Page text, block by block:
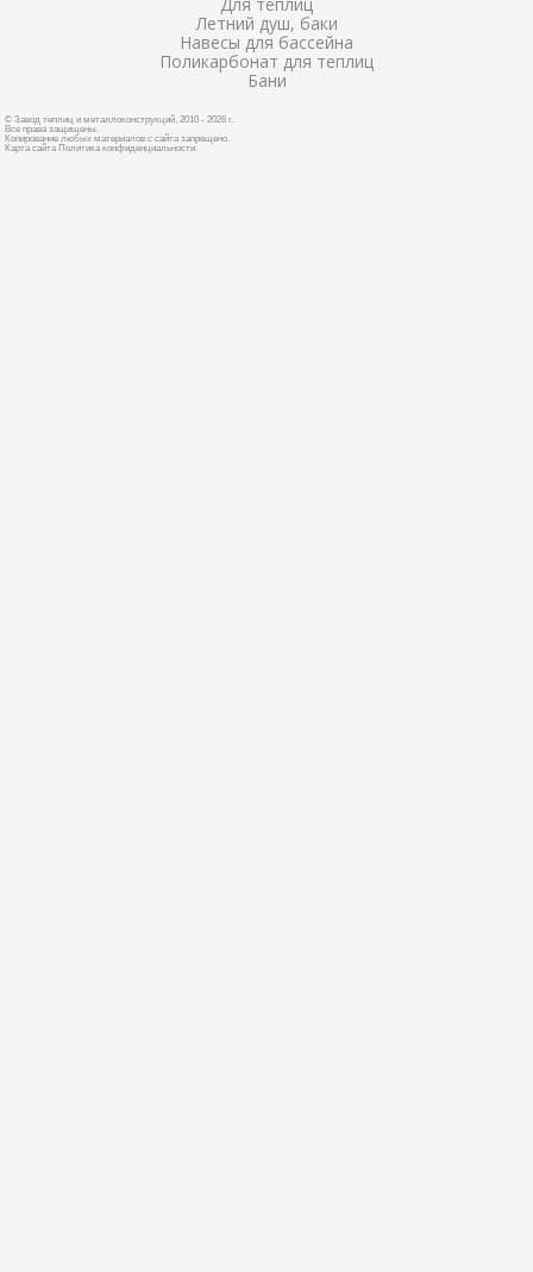
Летний душ, баки
Навесы для бассейна
Поликарбонат для теплиц
Бани
© Завод теплиц и металлоконструкций, 2010 - 2026 г.
Все права защищены.
Копирование любых материалов с сайта запрещено.
Карта сайта Политика конфиденциальности.